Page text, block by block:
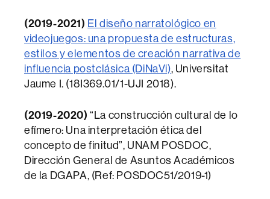
(2019-2021) El diseño narratológico en
videojuegos: una propuesta de estructuras,
estilos y elementos de creación narrativa de
influencia postclásica (DiNaVi), Universitat
Jaume I. (18I369.01/1-UJI 2018).
(2019-2020) “La construcción cultural de lo
efímero: Una interpretación ética del
concepto de finitud”, UNAM POSDOC,
Dirección General de Asuntos Académicos
de la DGAPA, (Ref: POSDOC51/2019-1)